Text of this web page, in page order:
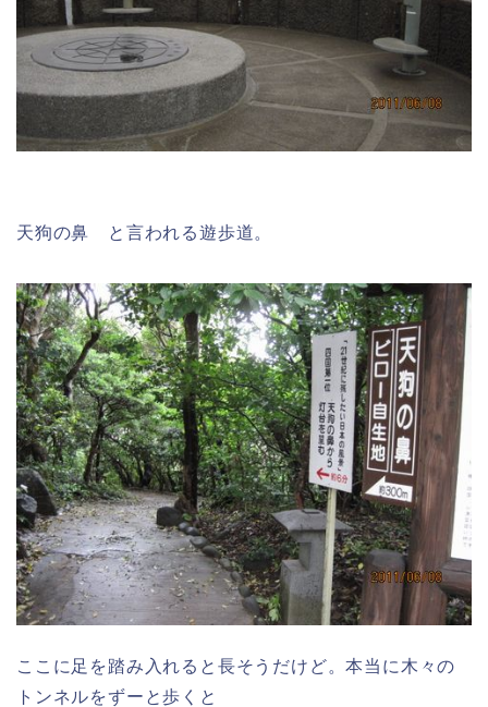
天狗の鼻 と言われる遊歩道。
ここに足を踏み入れると長そうだけど。本当に木々の
トンネルをずーと歩くと